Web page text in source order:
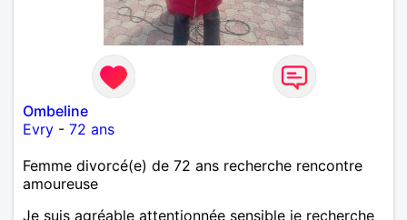
Ombeline
Evry - 72 ans
Femme divorcé(e) de 72 ans recherche rencontre
amoureuse
Je suis agréable attentionnée sensible je recherche